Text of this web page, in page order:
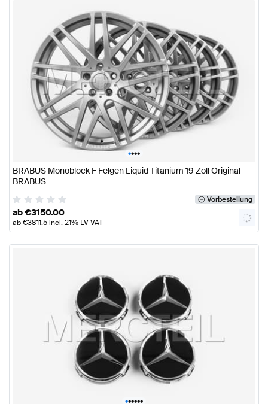
••••
BRABUS Monoblock F Felgen Liquid Titanium 19 Zoll Original
BRABUS
Vorbestellung
ab€3150.00
ab€3811.5incl. 21% LV VAT
••••••